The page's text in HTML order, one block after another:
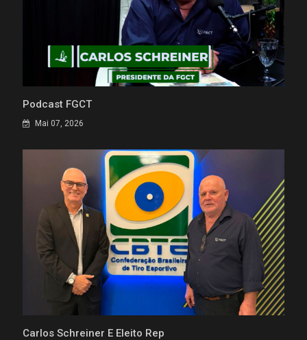
Podcast FGCT
Mai 07, 2026
Carlos Schreiner É Eleito Rep